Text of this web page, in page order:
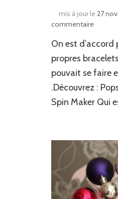
mis à jour le27
commentairesur
tes
bracelets
avec
On est
propres
pouvait se faire
.Découvrez :
Spin Maker Qui